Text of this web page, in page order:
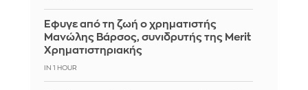
Έφυγε από τη ζωή ο χρηματιστής
Μανώλης Βάρσος, συνιδρυτής της Merit
Χρηματιστηριακής
IN 1 HOUR